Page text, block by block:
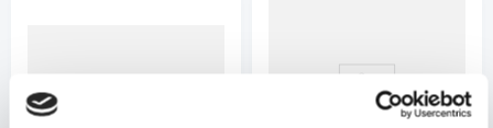
Correo electrónico